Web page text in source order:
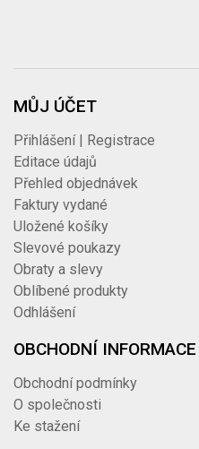
MŮJ ÚČET
Přihlášení | Registrace
Editace údajů
Přehled objednávek
Faktury vydané
Uložené košíky
Slevové poukazy
Obraty a slevy
Oblíbené produkty
Odhlášení
OBCHODNÍ INFORMACE
Obchodní podmínky
O společnosti
Ke stažení